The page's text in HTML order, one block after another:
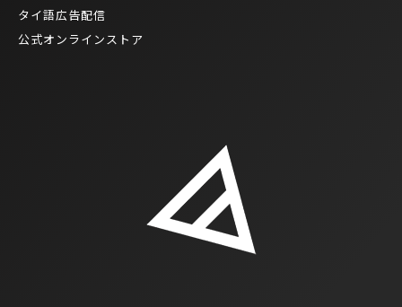
タイ語広告配信
公式オンラインストア